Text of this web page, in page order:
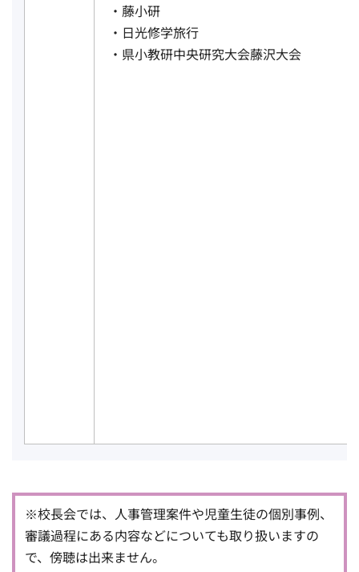
・藤小研
・日光修学旅行
・県小教研中央研究大会藤沢大会
※校長会では、人事管理案件や児童生徒の個別事例、
審議過程にある内容などについても取り扱いますの
で、傍聴は出来ません。